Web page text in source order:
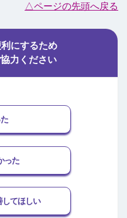
△ページの先頭へ戻る
にするため
力ください
った
してほしい